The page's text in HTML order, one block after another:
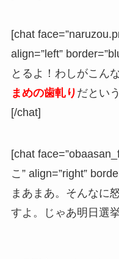
[chat
align=”left”
とるよ！わしがこん
まめの歯軋り だとい
[/chat]
[chat
こ” align=”right”
まあまあ。そんなに
すよ。じゃあ明日選